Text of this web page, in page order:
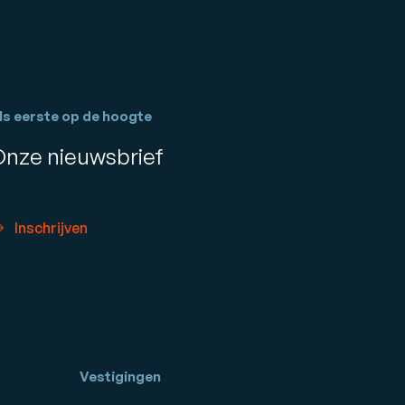
eerste op de hoogte
nieuwsbrief
Inschrijven
Vestigingen